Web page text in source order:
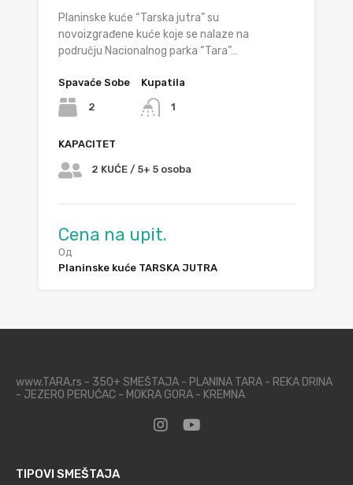
Planinske kuće “Tarska jutra” su
novoizgrađene kuće koje se nalaze na
području Nacionalnog parka “Tara”…
Spavaće Sobe
2
Kupatila
1
KAPACITET
2 KUĆE / 5+ 5 osoba
Cena na upit.
Од
Planinske kuće TARSKA JUTRA
www.TARA.rs - 350+ SMEŠTAJA - PLANINA TARA - REKA DRINA
- JEZERO PERUĆAC - MOKRA GORA - KREMNA
TIPOVI SMEŠTAJA